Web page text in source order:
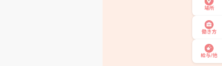
場所
働き方
給与/他